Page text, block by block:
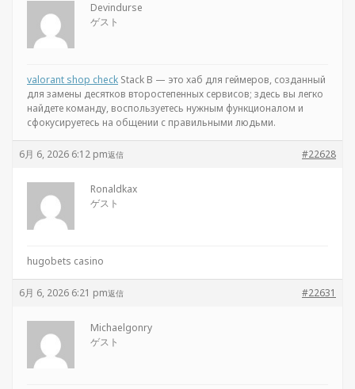
Devindurse
ゲスト
valorant shop check Stack B — это хаб для геймеров, созданный
для замены десятков второстепенных сервисов; здесь вы легко
найдете команду, воспользуетесь нужным функционалом и
сфокусируетесь на общении с правильными людьми.
6月 6, 2026 6:12 pm #22628
返信
Ronaldkax
ゲスト
hugobets casino
6月 6, 2026 6:21 pm #22631
返信
Michaelgonry
ゲスト